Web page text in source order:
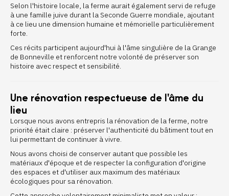
Selon l'histoire locale, la ferme aurait également servi de refuge
à une famille juive durant la Seconde Guerre mondiale, ajoutant
à ce lieu une dimension humaine et mémorielle particulièrement
forte.
Ces récits participent aujourd'hui à l'âme singulière de la Grange
de Bonneville et renforcent notre volonté de préserver son
histoire avec respect et sensibilité.
Une rénovation respectueuse de l'âme du
lieu
Lorsque nous avons entrepris la rénovation de la ferme, notre
priorité était claire : préserver l'authenticité du bâtiment tout en
lui permettant de continuer à vivre.
Nous avons choisi de conserver autant que possible les
matériaux d'époque et de respecter la configuration d'origine
des espaces et d'utiliser aux maximum des matériaux
écologiques pour sa rénovation.